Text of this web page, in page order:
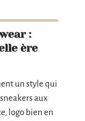
:
ère
un style qui
aux
logo bien en